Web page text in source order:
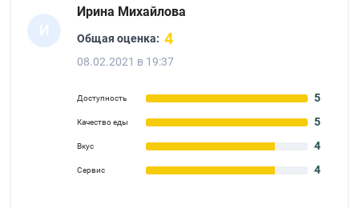
И
Ирина Михайлова
Общая оценка: 4
08.02.2021 в 19:37
Доступность 5
Качество еды 5
Вкус 4
Сервис 4